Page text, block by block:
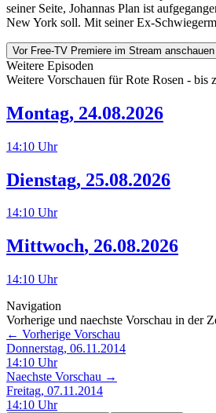
seiner Seite, Johannas Plan ist
New York soll. Mit seiner Ex-
Vor Free-TV Premiere im Stream
Weitere Episoden
Weitere Vorschauen fürRote Rosen - bis
Montag, 24.08.2026
14:10 Uhr
Dienstag, 25.08.2026
14:10 Uhr
Mittwoch, 26.08.2026
14:10 Uhr
Navigation
Vorherige und naechste Vorschau in der
← Vorherige Vorschau
Donnerstag, 06.11.2014
14:10 Uhr
Naechste Vorschau →
Freitag, 07.11.2014
14:10 Uhr